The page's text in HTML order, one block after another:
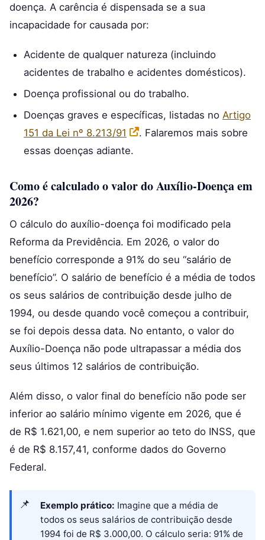
doença. A carência é dispensada se a sua
incapacidade for causada por:
Acidente de qualquer natureza (incluindo
acidentes de trabalho e acidentes domésticos).
Doença profissional ou do trabalho.
Doenças graves e específicas, listadas no Artigo
151 da Lei nº 8.213/91
. Falaremos mais sobre
essas doenças adiante.
Como é calculado o valor do Auxílio-Doença em
2026?
O cálculo do auxílio-doença foi modificado pela
Reforma da Previdência. Em 2026, o valor do
benefício corresponde a 91% do seu “salário de
benefício”. O salário de benefício é a média de todos
os seus salários de contribuição desde julho de
1994, ou desde quando você começou a contribuir,
se foi depois dessa data. No entanto, o valor do
Auxílio-Doença não pode ultrapassar a média dos
seus últimos 12 salários de contribuição.
Além disso, o valor final do benefício não pode ser
inferior ao salário mínimo vigente em 2026, que é
de R$ 1.621,00, e nem superior ao teto do INSS, que
é de R$ 8.157,41, conforme dados do Governo
Federal.
Exemplo prático: Imagine que a média de
todos os seus salários de contribuição desde
1994 foi de R$ 3.000,00. O cálculo seria: 91% de